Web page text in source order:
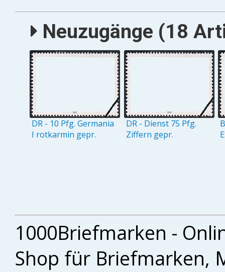
Neuzugänge (18
DR - 10 Pfg. Germania
I rotkarmin gepr.
DR - Dienst 75 Pfg.
Ziffern gepr.
1000Briefmarken -
Shop für Briefmarken,